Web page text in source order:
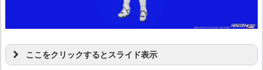
ここをクリックするとスライド表示